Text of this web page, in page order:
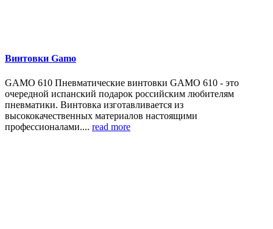
Винтовки Gamo
GAMO 610 Пневматические винтовки GAMO 610 - это
очередной испанский подарок российским любителям
пневматики. Винтовка изготавливается из
высококачественных материалов настоящими
профессионалами.... read more